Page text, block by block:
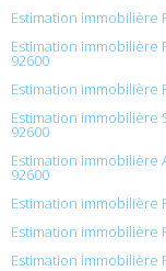
Estimation immobilière
Estimation immobilière
92600
Estimation immobilière
Estimation immobilière
92600
Estimation immobilière
92600
Estimation immobilière
Estimation immobilière
Estimation immobilière